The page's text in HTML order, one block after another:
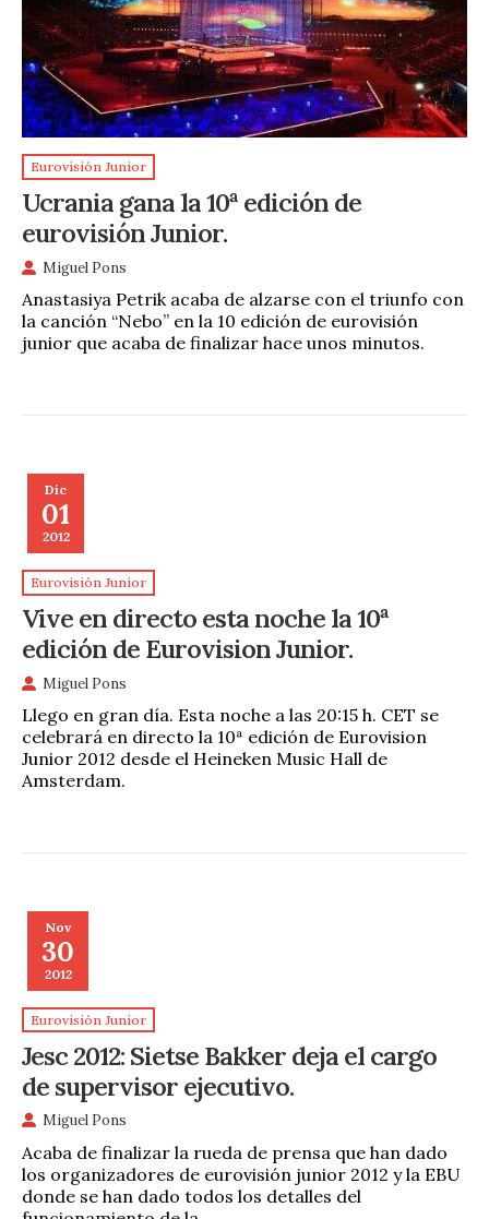
Eurovisión Junior
Ucrania gana la 10ª edición de
eurovisión Junior.
Miguel Pons
Anastasiya Petrik acaba de alzarse con el triunfo con
la canción “Nebo” en la 10 edición de eurovisión
junior que acaba de finalizar hace unos minutos.
Dic
01
2012
Eurovisión Junior
Vive en directo esta noche la 10ª
edición de Eurovision Junior.
Miguel Pons
Llego en gran día. Esta noche a las 20:15 h. CET se
celebrará en directo la 10ª edición de Eurovision
Junior 2012 desde el Heineken Music Hall de
Amsterdam.
Nov
30
2012
Eurovisión Junior
Jesc 2012: Sietse Bakker deja el cargo
de supervisor ejecutivo.
Miguel Pons
Acaba de finalizar la rueda de prensa que han dado
los organizadores de eurovisión junior 2012 y la EBU
donde se han dado todos los detalles del